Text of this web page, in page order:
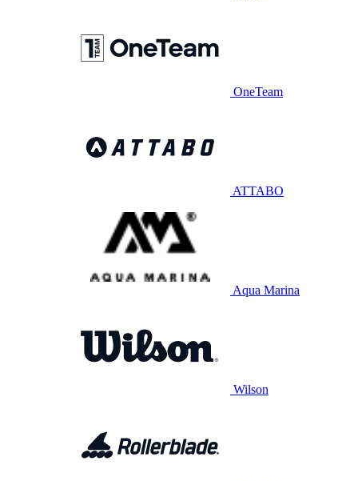
OneTeam
ATTABO
Aqua Marina
Wilson